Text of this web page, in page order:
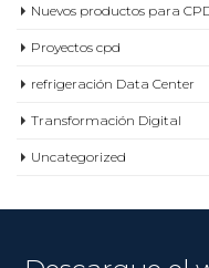
Nuevos productos para
Proyectos cpd
refrigeración Data Center
Transformación Digital
Uncategorized